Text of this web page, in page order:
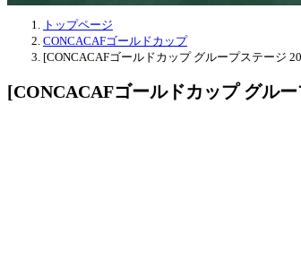
トップページ
CONCACAFゴールドカップ
[CONCACAFゴールドカップ グループステージ
[CONCACAFゴールドカップ グル